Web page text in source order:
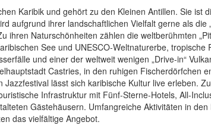
Karibik und gehört zu den Kleinen Antillen. Sie ist
aufgrund ihrer landschaftlichen Vielfalt gerne als die
ihren Naturschönheiten zählen die weltberühmten
See und UNESCO-Weltnaturerbe, tropische
und einer der weltweit wenigen „Drive-in“
Castries, in den ruhigen Fischerdörfchen
Jazzfestival lässt sich karibische Kultur live erleben.
Infrastruktur mit Fünf-Sterne-Hotels, All-
Gästehäusern. Umfangreiche Aktivitäten in den
das vielfältige Angebot.